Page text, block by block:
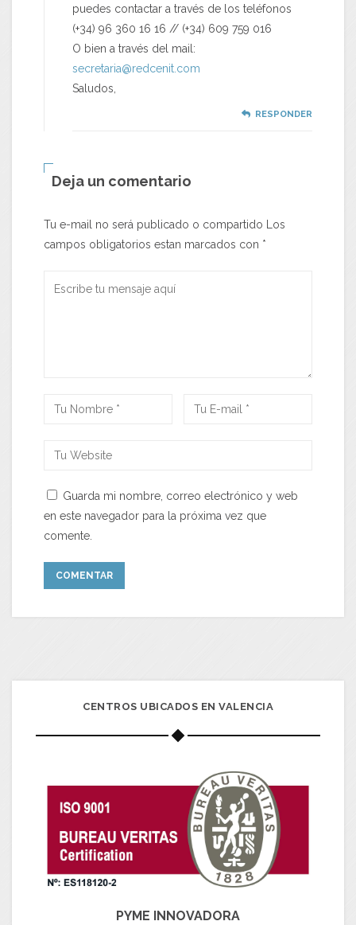
puedes contactar a través de los teléfonos
(+34) 96 360 16 16 // (+34) 609 759 016
O bien a través del mail:
secretaria@redcenit.com
Saludos,
RESPONDER
Deja un comentario
Tu e-mail no será publicado o compartido Los
campos obligatorios estan marcados con *
Guarda mi nombre, correo electrónico y web
en este navegador para la próxima vez que
comente.
CENTROS UBICADOS EN VALENCIA
PYME INNOVADORA